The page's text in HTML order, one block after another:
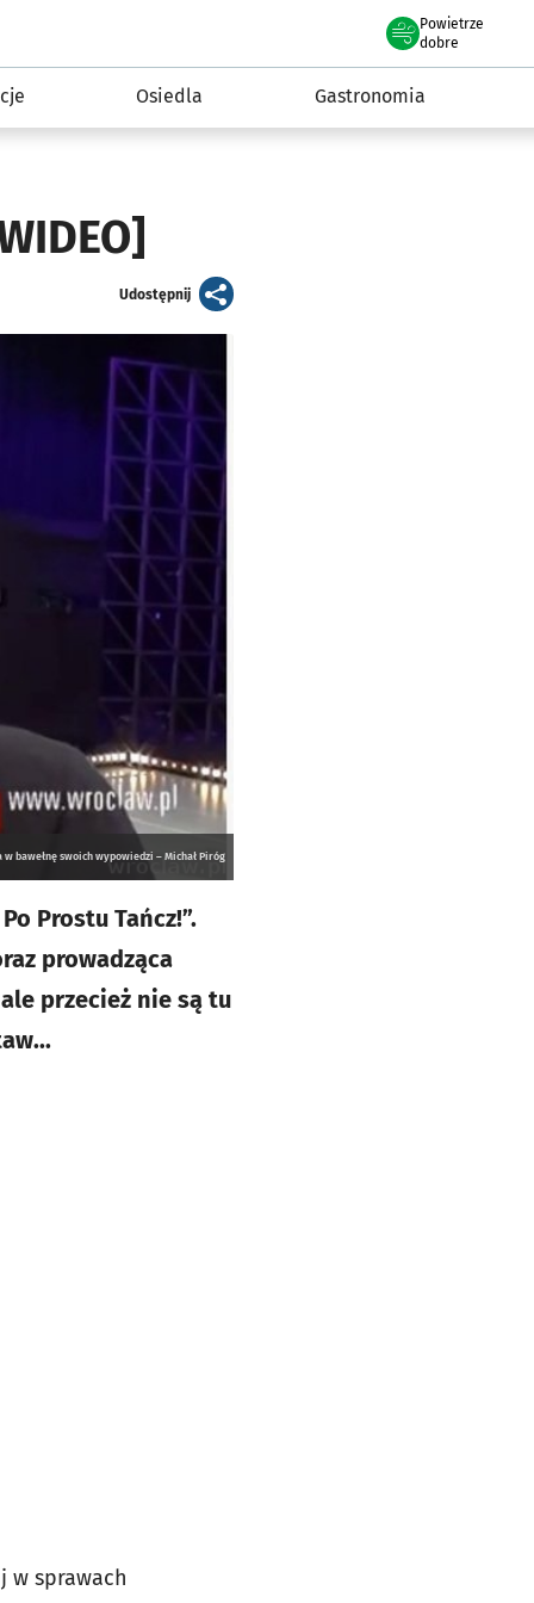
Powietrze
we Wrocławiu
dobre
Osiedla Gastronomia
Udostępnijartykuł
bawełnę swoich wypowiedzi – Michał Piróg
Prostu Tańcz!”.
prowadząca
przecież nie są tu
w sprawach